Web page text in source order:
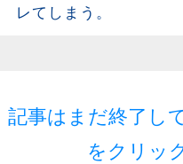
レてしまう。
記事はまだ終了し
をクリッ